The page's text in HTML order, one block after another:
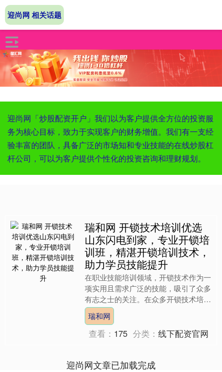
迎尚网「炒股配资开户」我们以为客户提供全方位的投资服
务为核心目标，致力于实现客户的财务增值。我们有一支经
验丰富的团队，具备广泛的市场知和专业技能的在线炒股杠
杆公司，可以为客户提供个性化的投资咨询和理财规划。
迎尚网 相关话题
瑞和网 开锁技术培训优选
山东闪电到家，专业开锁培
训班，精湛开锁培训技术，
助力学员技能提升
在职业技能培训领域，开锁技术作为一
项实用且需求广泛的技能，吸引了众多
有志之士的关注。在众多开锁技术培训
机构中，山东闪电到家职业培训学校有
限公司凭借其专业的开锁培....
瑞和网
查看： 175 分类：线下配资官网
迎尚网文章已加载完成